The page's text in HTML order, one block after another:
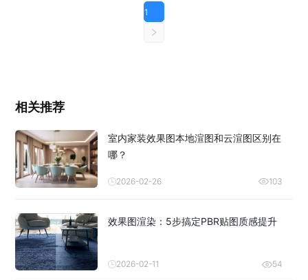
1
相关推荐
室内家装效果图本地渲图和云渲图区别在
哪？
2026-02-26 103
效果图渲染：5步搞定PBR贴图质感提升
2026-02-11 54